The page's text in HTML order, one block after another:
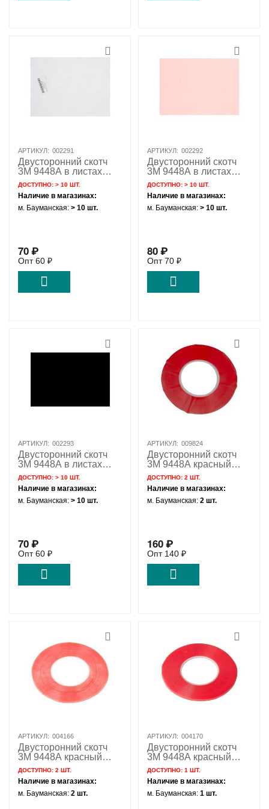
АРТИКУЛ: 002291
Двусторонний скотч
3M 9448A в листах
белый (210мм*150мм
0.3мм)
ДОСТУПНО:> 10 ШТ.
Наличие в магазинах:
м. Бауманская:> 10 шт.
70₽
Опт60 ₽
АРТИКУЛ: 002292
Двусторонний скотч
3M 9448A в листах
прозрачный
(210мм*150мм 0.3мм)
ДОСТУПНО:> 10 ШТ.
Наличие в магазинах:
м. Бауманская:> 10 шт.
80₽
Опт70 ₽
АРТИКУЛ: 002293
Двусторонний скотч
3M 9448A в листах
черный (210мм*150мм
0.3мм)
ДОСТУПНО:> 10 ШТ.
Наличие в магазинах:
м. Бауманская:> 10 шт.
70₽
Опт60 ₽
АРТИКУЛ: 009824
Двусторонний скотч
3M 9448A красный
(1мм*50м)
ДОСТУПНО:2 ШТ.
Наличие в магазинах:
м. Бауманская:2 шт.
160₽
Опт 140 ₽
АРТИКУЛ: 004166
Двусторонний скотч
3M 9448A красный
(2мм*50м 0.2мм)
ДОСТУПНО:2 ШТ.
Наличие в магазинах:
м. Бауманская:2 шт.
АРТИКУЛ: 004170
Двусторонний скотч
3M 9448A красный
(5мм*50м)
ДОСТУПНО:1 ШТ.
Наличие в магазинах:
м. Бауманская:1 шт.